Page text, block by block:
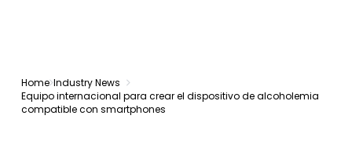
Home Industry News
Equipo internacional para crear el dispositivo de alcoholemia
compatible con smartphones